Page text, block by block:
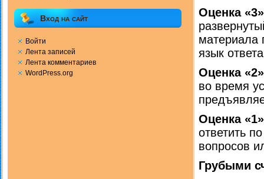
Вход на сайт
Войти
Лента записей
Лента комментариев
WordPress.org
Оценка «3»
материала
язык
Оценка «2»
во время
Оценка «1»
ответить
вопросов
Грубыми